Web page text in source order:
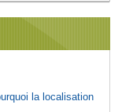
la localisation